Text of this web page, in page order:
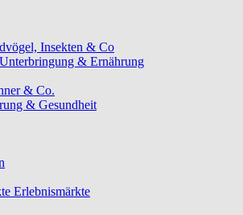
Insekten & Co
& Ernährung
& Co.
& Gesundheit
Erlebnismärkte